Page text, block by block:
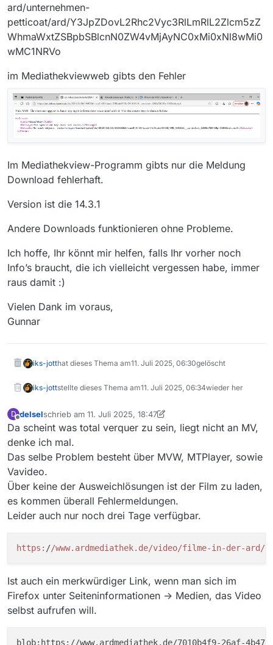
ard/unternehmen-
petticoat/ard/Y3JpZDovL2Rhc2Vyc3RlLmRlL2Zlcm5zZ
WhmaWxtZSBpbSBlcnN0ZW4vMjAyNC0xMi0xNl8wMi0
wMC1NRVo
im Mediathekviewweb gibts den Fehler
Im Mediathekview-Programm gibts nur die Meldung
Download fehlerhaft.
Version ist die 14.3.1
Andere Downloads funktionieren ohne Probleme.
Ich hoffe, Ihr könnt mir helfen, falls Ihr vorher noch
Info’s braucht, die ich vielleicht vergessen habe, immer
raus damit :)
Vielen Dank im voraus,
Gunnar
iks-jotthat dieses Thema am11. Juli 2025, 06:30gelöscht
iks-jottstellte dieses Thema am11. Juli 2025, 06:34wieder her
D
Offline
delselschrieb am 11. Juli 2025, 18:47
zuletzt editiert von delsel7. Nov. 2025, 20:56
Da scheint was total verquer zu sein, liegt nicht an MV,
denke ich mal.
Das selbe Problem besteht über MVW, MTPlayer, sowie
Vavideo.
Über keine der Ausweichlösungen ist der Film zu laden,
es kommen überall Fehlermeldungen.
Leider auch nur noch drei Tage verfügbar.
https: //www.ardmediathek.de/video/filme-in-der-ard/
Ist auch ein merkwürdiger Link, wenn man sich im
Firefox unter Seiteninformationen -> Medien, das Video
selbst aufrufen will.